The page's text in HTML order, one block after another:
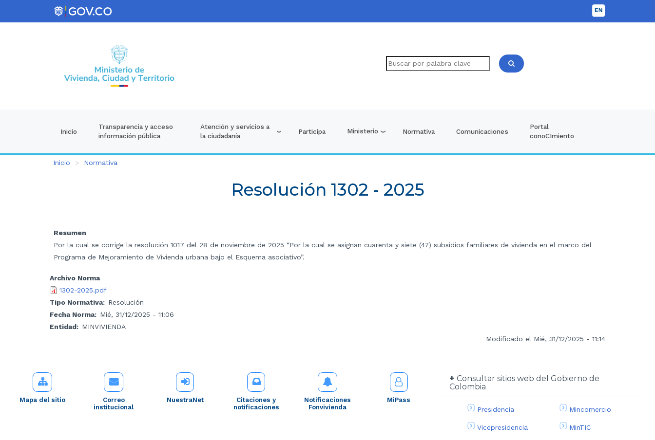
Inicio
Transparencia y acceso
información pública
Atención y servicios a
la ciudadanía
Participa Ministerio Normativa Comunicaciones
Portal
conoCImiento
Inicio Normativa
Resolución 1302 - 2025
Resumen
Por la cual se corrige la resolución 1017 del 28 de noviembre de 2025 “Por la cual se asignan cuarenta y siete (47) subsidios familiares de vivienda en el marco del
Programa de Mejoramiento de Vivienda urbana bajo el Esquema asociativo”.
Archivo Norma
1302-2025.pdf
Tipo Normativa
Resolución
Fecha Norma
Mié, 31/12/2025 - 11:06
Entidad
MINVIVIENDA
Modificado el Mié, 31/12/2025 - 11:14
Mapa del sitio
Correo
institucional
NuestraNet
Citaciones y
notificaciones
Notificaciones
Fonvivienda
MiPass
Consultar sitios web del Gobierno de
Colombia
Presidencia
Vicepresidencia
Mincomercio
MinTIC